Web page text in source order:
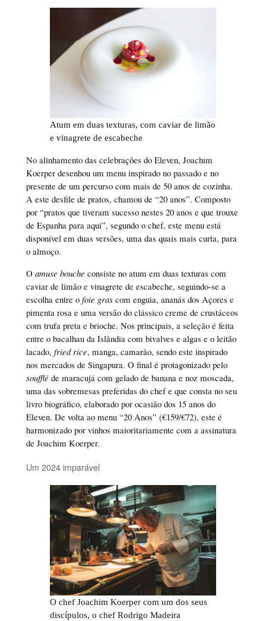
Atum em duas texturas, com caviar de limão
e vinagrete de escabeche
No alinhamento das celebrações do Eleven, Joachim
Koerper desenhou um menu inspirado no passado e no
presente de um percurso com mais de 50 anos de cozinha.
A este desfile de pratos, chamou de “20 anos”. Composto
por “pratos que tiveram sucesso nestes 20 anos e que trouxe
de Espanha para aqui”, segundo o chef, este menu está
disponível em duas versões, uma das quais mais curta, para
o almoço.
O amuse bouche consiste no atum em duas texturas com
caviar de limão e vinagrete de escabeche, seguindo-se a
escolha entre o foie grascom enguia, ananás dos Açores e
pimenta rosa e uma versão do clássico creme de crustáceos
com trufa preta e brioche. Nos principais, a seleção é feita
entre o bacalhau da Islândia com bivalves e algas e o leitão
lacado, fried rice, manga, camarão, sendo este inspirado
nos mercados de Singapura. O final é protagonizado pelo
souffléde maracujá com gelado de banana e noz moscada,
uma das sobremesas preferidas do chef e que consta no seu
livro biográfico, elaborado por ocasião dos 15 anos do
Eleven. De volta ao menu “20 Anos” (€159/€72), este é
harmonizado por vinhos maioritariamente com a assinatura
de Joachim Koerper.
Um 2024 imparável
O chef Joachim Koerper com um dos seus
discípulos, o chef Rodrigo Madeira